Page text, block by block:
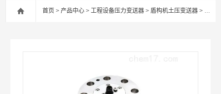
首页 >产品中心 >工程设备压力变送器 > 盾构机土压变送器 > 【上海朝辉】盾构机土压传感器选型